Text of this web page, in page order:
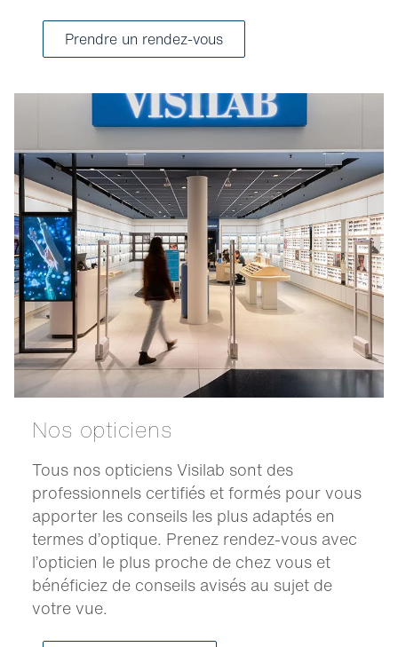
Prendre un rendez-vous
Nos opticiens
Tous nos opticiens Visilab sont des
professionnels certifiés et formés pour vous
apporter les conseils les plus adaptés en
termes d’optique. Prenez rendez-vous avec
l’opticien le plus proche de chez vous et
bénéficiez de conseils avisés au sujet de
votre vue.